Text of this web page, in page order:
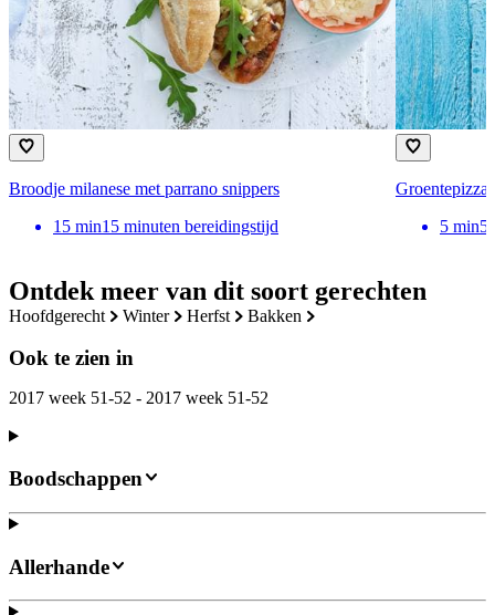
Ontdek meer van dit soort gerechten
hoofdgerecht winter herfst bakken
Ook te zien in
2017 week 51-52 - 2017 week 51-52
Broodje milanese met parrano snippers
15 min15 minuten bereidingstijd
Groentepizza
5 min5
Boodschappen
Allerhande